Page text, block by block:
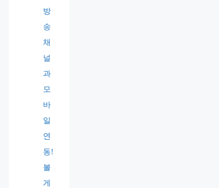
방
송
채
널
과
모
바
일
연
동!
볼
게